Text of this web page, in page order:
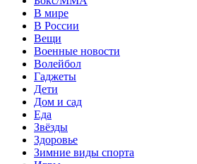
В мире
В России
Вещи
Военные новости
Волейбол
Гаджеты
Дети
Дом и сад
Еда
Звёзды
Здоровье
Зимние виды спорта